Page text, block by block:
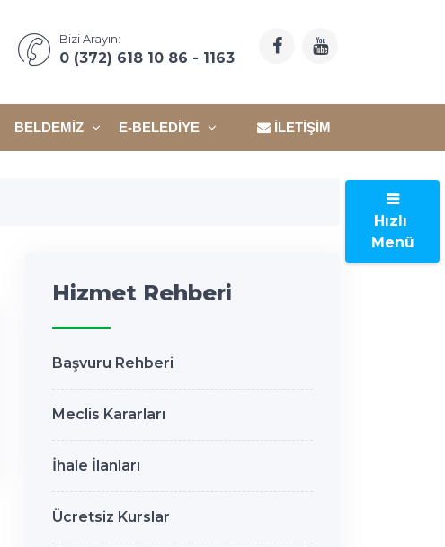
Bizi Arayın:
0 (372) 618 10 86 - 1163
BELDEMIZ E-BELEDIYE İLETIŞIM
Hizmet Rehberi
Başvuru Rehberi
Meclis Kararları
İhale İlanları
Ücretsiz Kurslar
Hızlı
Menü